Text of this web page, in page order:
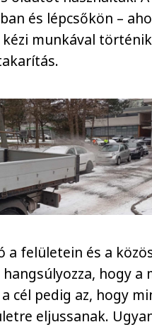
és lépcsőkön –
kézi munkával
a felületein és a
hogy a
cél pedig az, hogy
eljussanak.